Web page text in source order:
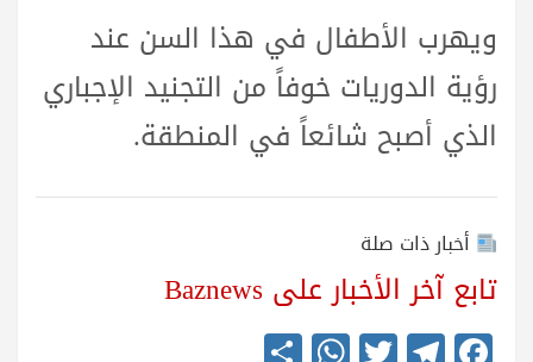
ويهرب الأطفال في هذا السن عند
رؤية الدوريات خوفاً من التجنيد الإجباري
الذي أصبح شائعاً في المنطقة.
أخبار ذات صلة
تابع آخر الأخبار على Baznews